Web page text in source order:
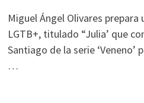
Miguel Ángel Olivares prepara
LGTB+, titulado “Julia’ que
Santiago de la serie
…